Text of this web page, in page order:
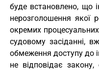
буде встановлено, що
нерозголошення якої
окремих
судовому засіданні,
обмеження доступу до
не відповідає